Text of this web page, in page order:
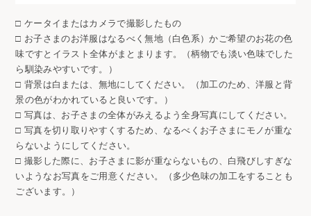
□ ケータイまたはカメラで撮影したもの
□ お子さまのお洋服はなるべく無地（白色系）かご希望のお花の色
味ですとイラスト全体がまとまります。（柄物でも淡い色味でした
ら馴染みやすいです。）
□ 背景は白または、無地にしてください。（加工のため、洋服と背
景の色がわかれていると良いです。）
□ 写真は、お子さまの全体がみえるよう全身写真にしてください。
□ 写真を切り取りやすくするため、なるべくお子さまにモノが重な
らないようにしてください。
□ 撮影した際に、お子さまに影が重ならないもの、白飛びしすぎな
いようなお写真をご用意ください。（多少色味の加工をすることも
ございます。）